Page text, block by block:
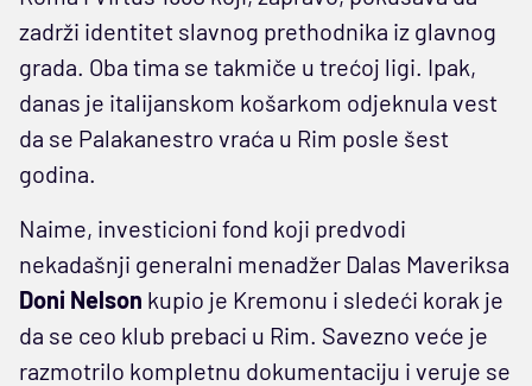
zadrži identitet slavnog prethodnika iz glavnog
grada. Oba tima se takmiče u trećoj ligi. Ipak,
danas je italijanskom košarkom odjeknula vest
da se Palakanestro vraća u Rim posle šest
godina.
Naime, investicioni fond koji predvodi
nekadašnji generalni menadžer Dalas Maveriksa
Doni Nelson kupio je Kremonu i sledeći korak je
da se ceo klub prebaci u Rim. Savezno veće je
razmotrilo kompletnu dokumentaciju i veruje se